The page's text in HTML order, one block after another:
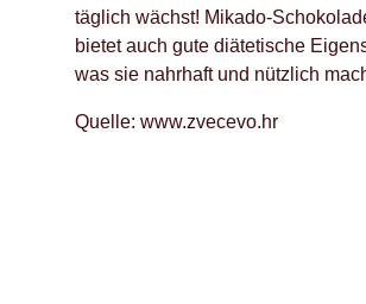
täglich wächst! Mikado-
bietet auch gute diätetische
was sie nahrhaft und nützlich
Quelle: www.zvecevo.hr